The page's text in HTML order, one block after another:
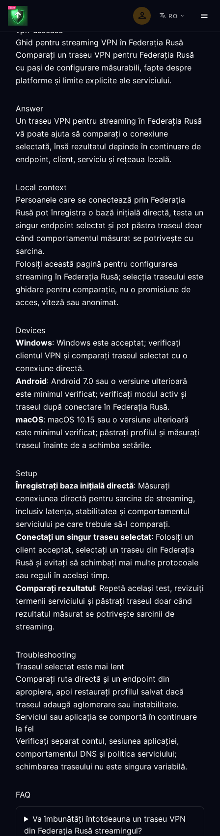
RO
vpn-usecase
Ghid pentru streaming VPN în Federația Rusă
Comparați un traseu VPN pentru Federația Rusă
cu pași de configurare măsurabili, fapte despre
platforme și limite explicite ale serviciului.
Answer
Un traseu VPN pentru streaming în Federația Rusă
vă poate ajuta să comparați o conexiune
selectată, însă rezultatul depinde în continuare de
endpoint, client, serviciu și rețeaua locală.
Local context
Persoanele care se conectează prin Federația
Rusă pot înregistra o bază inițială directă, testa un
singur endpoint selectat și pot păstra traseul doar
când comportamentul măsurat se potrivește cu
sarcina.
Folosiți această pagină pentru configurarea
streaming în Federația Rusă; selecția traseului este
ghidare pentru comparație, nu o promisiune de
acces, viteză sau anonimat.
Devices
Windows: Windows este acceptat; verificați
clientul VPN și comparați traseul selectat cu o
conexiune directă.
Android: Android 7.0 sau o versiune ulterioară
este minimul verificat; verificați modul activ și
traseul după conectare în Federația Rusă.
macOS: macOS 10.15 sau o versiune ulterioară
este minimul verificat; păstrați profilul și măsurați
traseul înainte de a schimba setările.
Setup
Înregistrați baza inițială directă: Măsurați
conexiunea directă pentru sarcina de streaming,
inclusiv latența, stabilitatea și comportamentul
serviciului pe care trebuie să-l comparați.
Conectați un singur traseu selectat: Folosiți un
client acceptat, selectați un traseu din Federația
Rusă și evitați să schimbați mai multe protocoale
sau reguli în același timp.
Comparați rezultatul: Repetă același test, revizuiți
termenii serviciului și păstrați traseul doar când
rezultatul măsurat se potrivește sarcinii de
streaming.
Troubleshooting
Traseul selectat este mai lent
Comparați ruta directă și un endpoint din
apropiere, apoi restaurați profilul salvat dacă
traseul adaugă aglomerare sau instabilitate.
Serviciul sau aplicația se comportă în continuare
la fel
Verificați separat contul, sesiunea aplicației,
comportamentul DNS și politica serviciului;
schimbarea traseului nu este singura variabilă.
FAQ
Va îmbunătăți întotdeauna un traseu VPN
din Federația Rusă streamingul?